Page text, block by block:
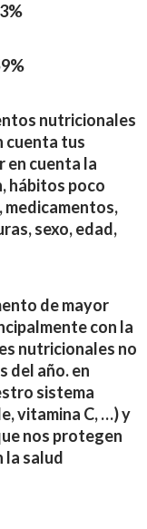
nutricionales
cuenta tus
en cuenta la
hábitos poco
medicamentos,
sexo, edad,
de mayor
con la
nutricionales no
del año. en
sistema
vitamina C, …) y
nos protegen
la salud